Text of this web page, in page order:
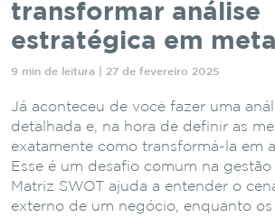
transformar análise
estratégica em
9 min de leitura | 27 de fevereiro 2025
Já aconteceu de você fazer uma
detalhada e, na hora de definir as
exatamente como transformá-la em
Esse é um desafio comum na
Matriz SWOT ajuda a entender o
externo de um negócio, enquanto